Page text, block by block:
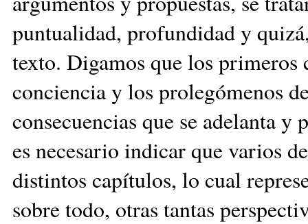
puntualidad, profundidad y
texto. Digamos que los primeros
conciencia y los prolegómenos
consecuencias que se adelanta
es necesario indicar que varios
distintos capítulos, lo cual
sobre todo, otras tantas